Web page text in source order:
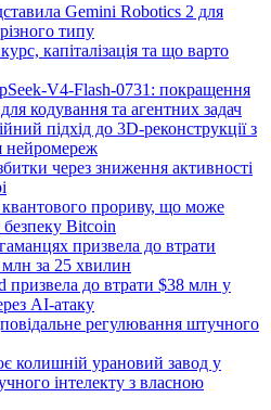
Gemini Robotics 2 для
типу
капіталізація та що варто
V4-Flash-0731: покращення
кодування та агентних задач
підхід до 3D-реконструкції з
нейромереж
через зниження активності
прориву, що може
безпеку Bitcoin
призвела до втрати
за 25 хвилин
призвела до втрати $38 млн у
AI-атаку
регулювання штучного
урановий завод у
інтелекту з власною